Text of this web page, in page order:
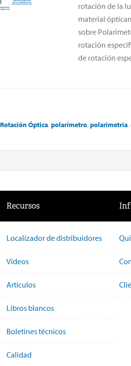
rotación de la
material
sobre
rotación
de rotación
RotaciónÓptica, polarímetro, polarimetría,
Recursos
Localizador de distribuidores
Vídeos
Artículos
Libros blancos
Boletines técnicos
Calidad